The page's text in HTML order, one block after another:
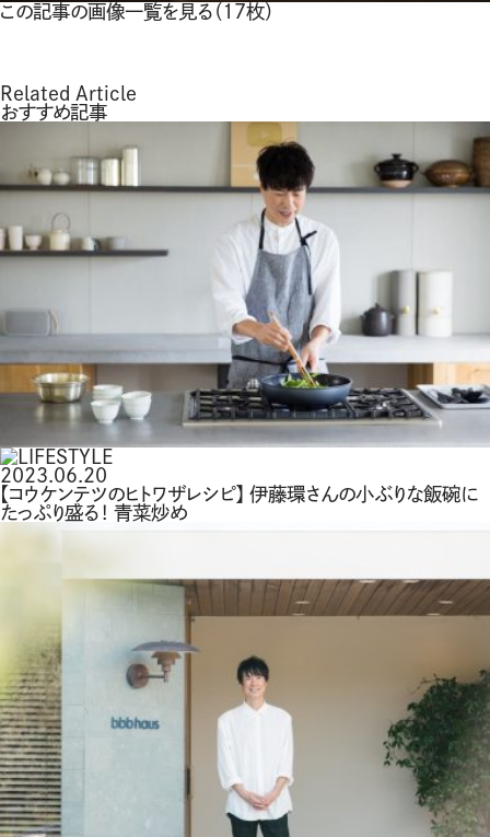
この記事の画像一覧を見る（17枚）
Related Article
おすすめ記事
2023.06.20
【コウケンテツのヒトワザレシピ】 伊藤環さんの小ぶりな飯碗に
たっぷり盛る！ 青菜炒め